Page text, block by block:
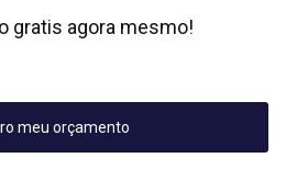
gratis agora mesmo!
meu orçamento